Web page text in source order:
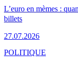
L’euro en mèmes :
billets
27.07.2026
POLITIQUE